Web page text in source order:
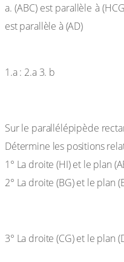
a. (ABC) est parallèle à
est parallèle à (AD)
1.a : 2.a 3. b
Sur le parallélépipède
Détermine les positions
1° La droite (HI) et le plan
2° La droite (BG) et le plan
3° La droite (CG) et le plan